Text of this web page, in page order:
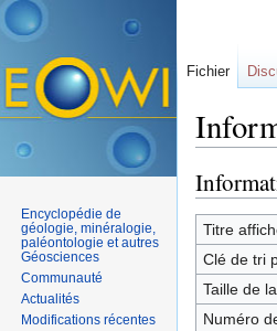
Titre
Clé de tri
Taille de
Numéro
Fichier
Encyclopédie de
géologie, minéralogie,
paléontologie et autres
Géosciences
Communauté
Actualités
Modifications récentes